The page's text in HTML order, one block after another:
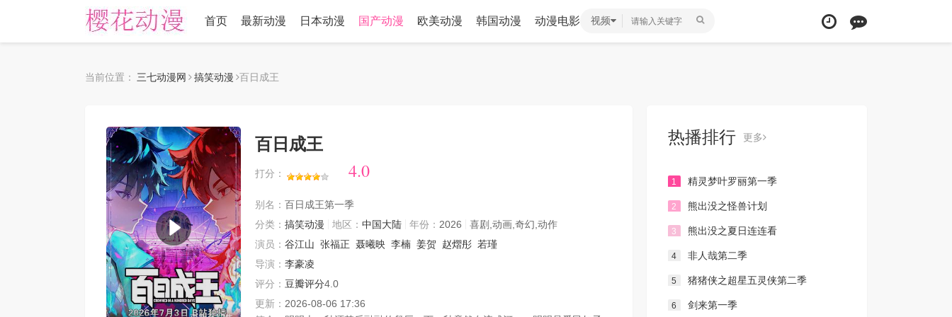
首页 最新动漫 日本动漫 国产动漫 欧美动漫 韩国动漫 动漫电影 视频
当前位置： 三七动漫网 搞笑动漫 百日成王
百日成王
打分： 4.0
别名： 百日成王第一季
分类： 搞笑动漫 地区： 中国大陆 年份： 2026
喜剧,动画,奇幻,动作
演员： 谷江山 张福正 聂曦映 李楠 姜贺 赵熠彤 若瑾
导演： 李豪凌
评分： 豆瓣评分4.0
更新： 2026-08-06 17:36
热播排行 更多
1 精灵梦叶罗丽第一季
2 熊出没之怪兽计划
3 熊出没之夏日连连看
4 非人哉第二季
5 猪猪侠之超星五灵侠第二季
6 剑来第一季